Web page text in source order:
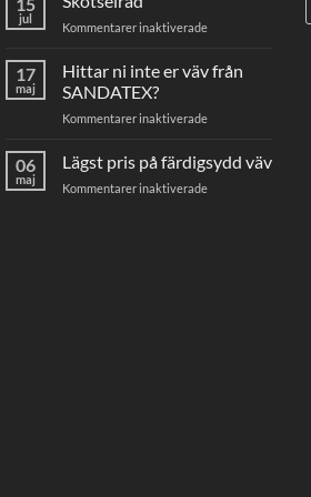
du
markisväv
jul
Kommentarer inaktiveradeför
17
maj
Hittar ni inte er väv från
SANDATEX?
Kommentarer inaktiveradeför
inte
er
06
maj
Lägst pris på färdigsydd väv
Kommentarer inaktiveradeför